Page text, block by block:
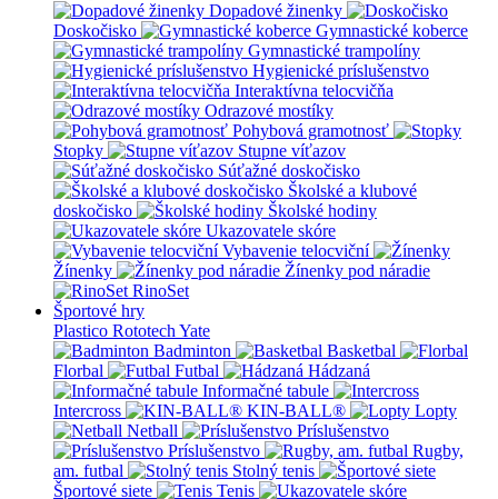
Dopadové žinenky
Doskočisko
Gymnastické koberce
Gymnastické trampolíny
Hygienické príslušenstvo
Interaktívna telocvičňa
Odrazové mostíky
Pohybová gramotnosť
Stopky
Stupne víťazov
Súťažné doskočisko
Školské a klubové
doskočisko
Školské hodiny
Ukazovatele skóre
Vybavenie telocviční
Žínenky
Žínenky pod náradie
RinoSet
Športové hry
Plastico Rototech Yate
Badminton
Basketbal
Florbal
Futbal
Hádzaná
Informačné tabule
Intercross
KIN-BALL®
Lopty
Netball
Príslušenstvo
Príslušenstvo
Rugby,
am. futbal
Stolný tenis
Športové siete
Tenis